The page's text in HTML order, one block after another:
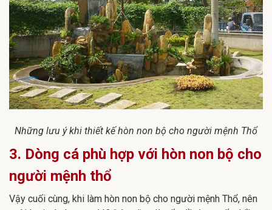
Những lưu ý khi thiết kế hòn non bộ cho người mệnh Thổ
3. Dòng cá phù hợp với hòn non bộ cho
người mệnh thổ
Vậy cuối cùng, khi làm hòn non bộ cho người mệnh Thổ, nên